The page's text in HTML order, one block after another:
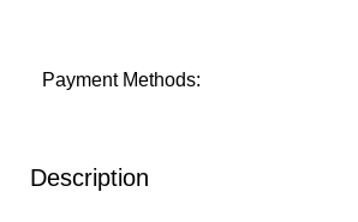
Payment Methods:
Description